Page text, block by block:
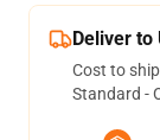
Deliver to
Cost to
Standard -